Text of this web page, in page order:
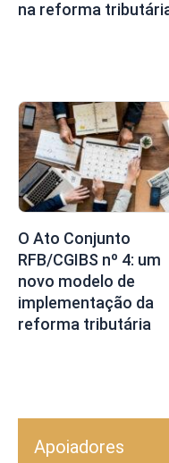
na reforma
O Ato Conjunto
RFB/CGIBS nº 4: um
novo modelo de
implementação da
reforma tributária
Apoiadores